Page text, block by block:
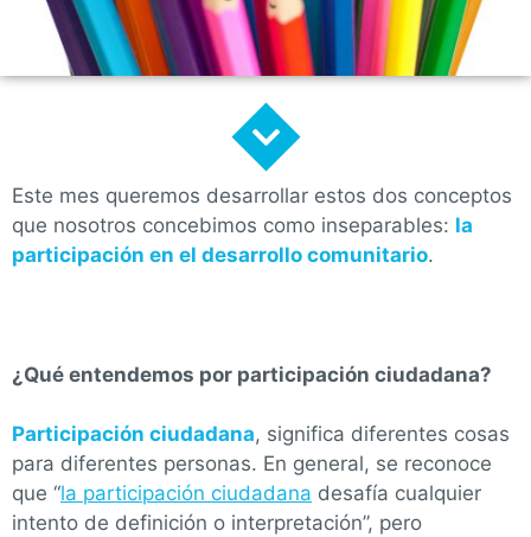
Este mes queremos desarrollar estos dos conceptos
que nosotros concebimos como inseparables: la
participación en el desarrollo comunitario.
¿Qué entendemos por participación ciudadana?
Participación ciudadana, significa diferentes cosas
para diferentes personas. En general, se reconoce
que “la participación ciudadana desafía cualquier
intento de definición o interpretación”, pero